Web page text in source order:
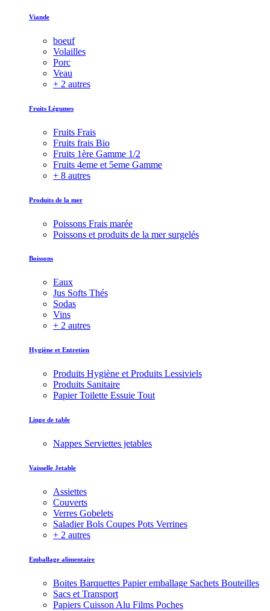
Viande
boeuf
Volailles
Porc
Veau
+ 2 autres
Fruits Légumes
Fruits Frais
Fruits frais Bio
Fruits 1ère Gamme 1/2
Fruits 4eme et 5eme Gamme
+ 8 autres
Produits de la mer
Poissons Frais marée
Poissons et produits de la mer surgelés
Boissons
Eaux
Jus Softs Thés
Sodas
Vins
+ 2 autres
Hygiène et Entretien
Produits Hygiène et Produits Lessiviels
Produits Sanitaire
Papier Toilette Essuie Tout
Linge de table
Nappes Serviettes jetables
Vaisselle Jetable
Assiettes
Couverts
Verres Gobelets
Saladier Bols Coupes Pots Verrines
+ 2 autres
Emballage alimentaire
Boites Barquettes Papier emballage Sachets Bouteilles
Sacs et Transport
Papiers Cuisson Alu Films Poches